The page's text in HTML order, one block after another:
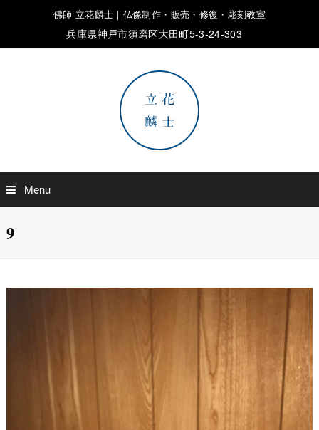
佛師 立花麟士｜仏像制作・販売・修復・彫刻教室
兵庫県神戸市須磨区大田町5-3-24-303
Menu
9